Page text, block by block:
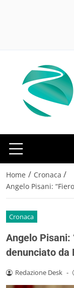
Home / Cronaca /
Angelo Pisani:
Cronaca
Angelo Pisani:
denunciato da
Redazione Desk -